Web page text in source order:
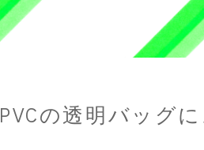
PVCの透明バッグ